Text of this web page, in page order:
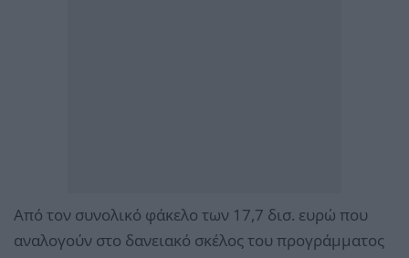
Από τον συνολικό φάκελο των 17,7 δισ. ευρώ που
αναλογούν στο δανειακό σκέλος του προγράμματος